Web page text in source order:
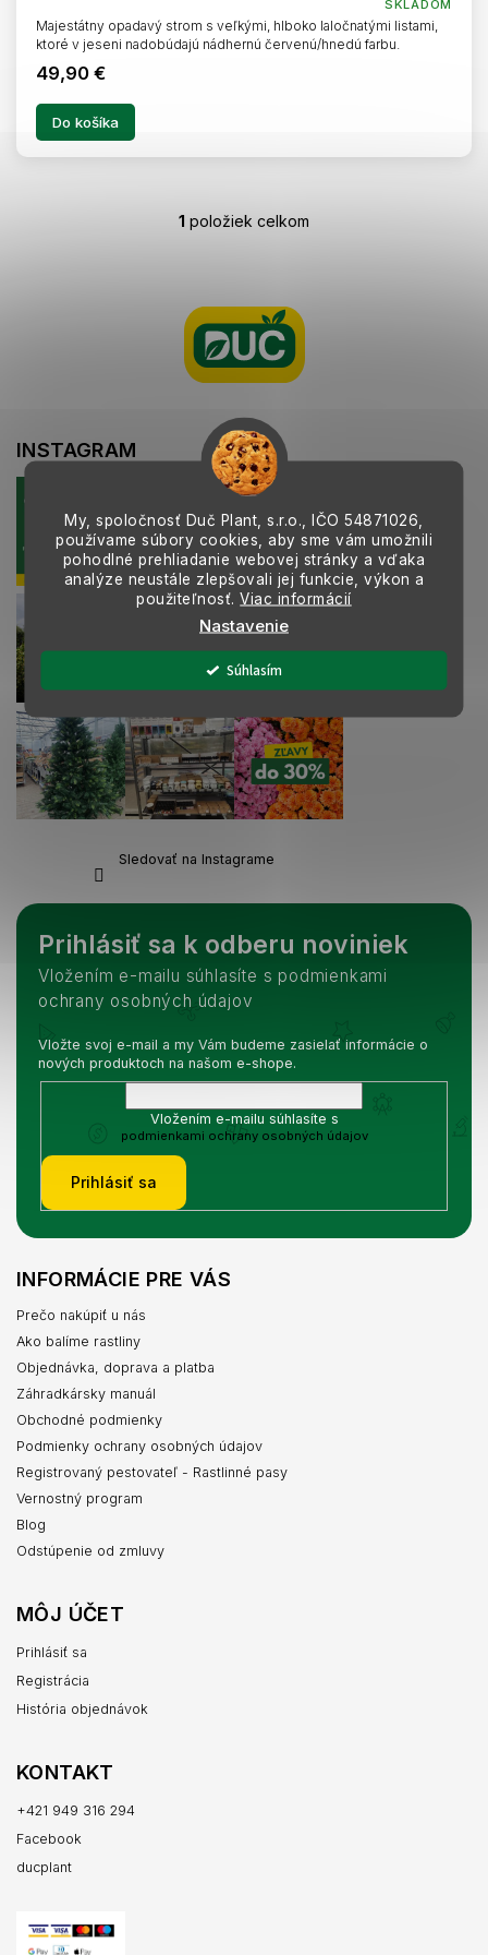
My, spoločnosť Duč Plant, s.r.o., IČO 54871026,
používame súbory cookies, aby sme vám umožnili
pohodlné prehliadanie webovej stránky a vďaka
analýze neustále zlepšovali jej funkcie, výkon a
použiteľnosť.Viac informácií
Nastavenie
Súhlasím
SKLADOM
49,90 €
Do košíka
Majestátny opadavý strom s veľkými, hlboko laločnatými listami,
ktoré v jeseni nadobúdajú nádhernú červenú/hnedú farbu.
O
d
a
c
i
p
r
v
k
y
v
ý
p
i
s
u
1 položiek celkom
INSTAGRAM
Sledovať na Instagrame
Prihlásiť sa k odberu noviniek
Vložením e-mailu súhlasíte s podmienkami
ochrany osobných údajov
Vložte svoj e-mail a my Vám budeme zasielať informácie o
nových produktoch na našom e-shope.
Vložením e-mailu súhlasíte s
podmienkami ochrany osobných údajov
Prihlásiť sa
INFORMÁCIE PRE VÁS
Prečo nakúpiť u nás
Ako balíme rastliny
Objednávka, doprava a platba
Záhradkársky manuál
Obchodné podmienky
Podmienky ochrany osobných údajov
Registrovaný pestovateľ - Rastlinné pasy
Vernostný program
Blog
Odstúpenie od zmluvy
MÔJ ÚČET
Prihlásiť sa
Registrácia
História objednávok
KONTAKT
+421 949 316 294
Facebook
ducplant